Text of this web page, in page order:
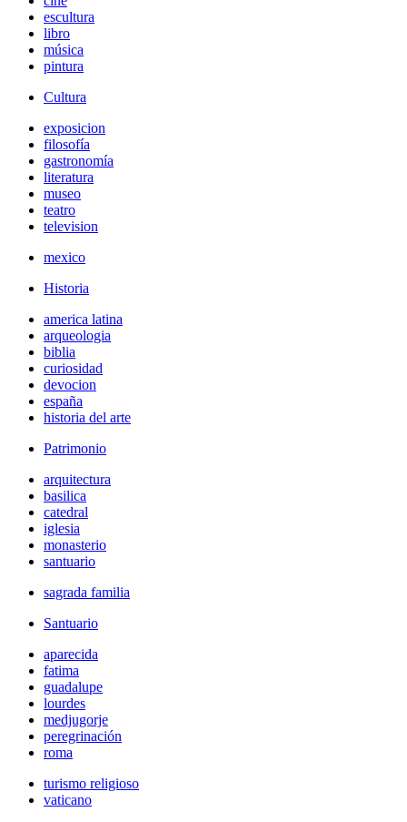
escultura
libro
música
pintura
Cultura
exposicion
filosofía
gastronomía
literatura
museo
teatro
television
mexico
Historia
america latina
arqueologia
biblia
curiosidad
devocion
españa
historia del arte
Patrimonio
arquitectura
basilica
catedral
iglesia
monasterio
santuario
sagrada familia
Santuario
aparecida
fatima
guadalupe
lourdes
medjugorje
peregrinación
roma
turismo religioso
vaticano